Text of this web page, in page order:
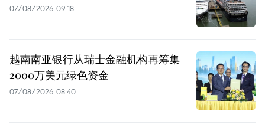
07/08/2026 09:18
越南南亚银行从瑞士金融机构再筹集
2000万美元绿色资金
07/08/2026 08:40